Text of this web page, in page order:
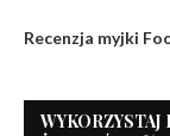
Recenzja myjki